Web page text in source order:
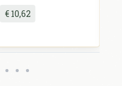
€ 10,62